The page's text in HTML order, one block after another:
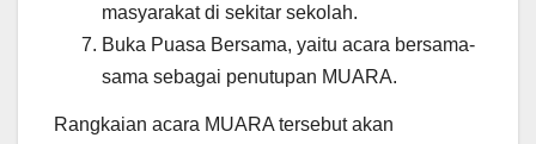
masyarakat di sekitar sekolah.
Buka Puasa Bersama, yaitu acara bersama-
sama sebagai penutupan MUARA.
Rangkaian acara MUARA tersebut akan